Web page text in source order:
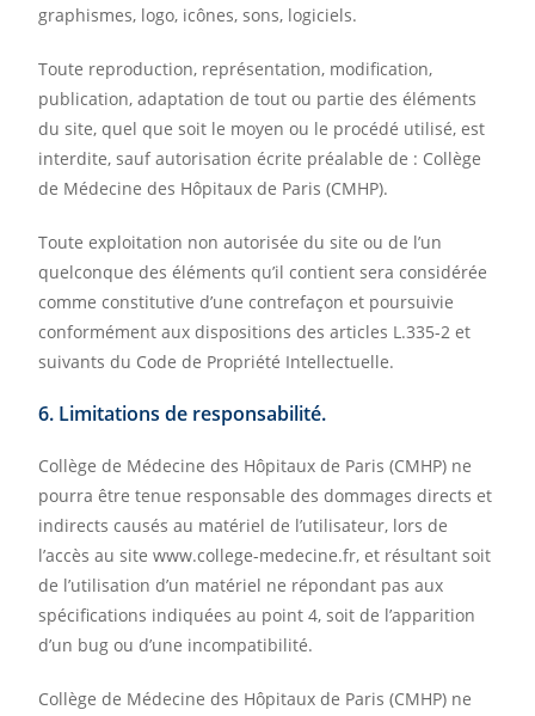
graphismes, logo, icônes, sons, logiciels.
Toute reproduction, représentation, modification,
publication, adaptation de tout ou partie des éléments
du site, quel que soit le moyen ou le procédé utilisé, est
interdite, sauf autorisation écrite préalable de : Collège
de Médecine des Hôpitaux de Paris (CMHP).
Toute exploitation non autorisée du site ou de l’un
quelconque des éléments qu’il contient sera considérée
comme constitutive d’une contrefaçon et poursuivie
conformément aux dispositions des articles L.335-2 et
suivants du Code de Propriété Intellectuelle.
6. Limitations de responsabilité.
Collège de Médecine des Hôpitaux de Paris (CMHP) ne
pourra être tenue responsable des dommages directs et
indirects causés au matériel de l’utilisateur, lors de
l’accès au site www.college-medecine.fr, et résultant soit
de l’utilisation d’un matériel ne répondant pas aux
spécifications indiquées au point 4, soit de l’apparition
d’un bug ou d’une incompatibilité.
Collège de Médecine des Hôpitaux de Paris (CMHP) ne